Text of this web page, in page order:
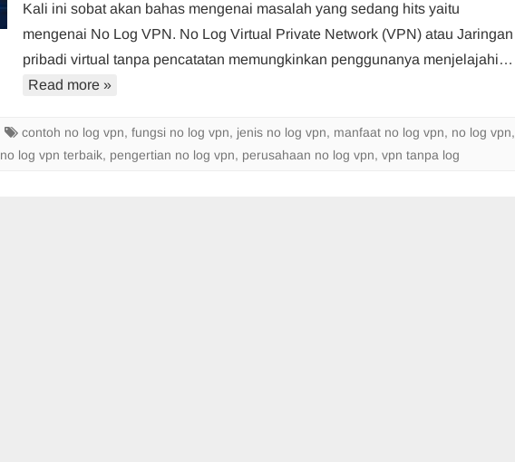
Log
VPN
Pengertian
Dan
Manfaat
Kali ini sobat akan bahas mengenai masalah yang sedang hits yaitu
mengenai No Log VPN. No Log Virtual Private Network (VPN) atau Jaringan
pribadi virtual tanpa pencatatan memungkinkan penggunanya menjelajahi…
Read more »
contoh no log vpn, fungsi no log vpn, jenis no log vpn, manfaat no log vpn, no log vpn,
no log vpn terbaik, pengertian no log vpn, perusahaan no log vpn, vpn tanpa log